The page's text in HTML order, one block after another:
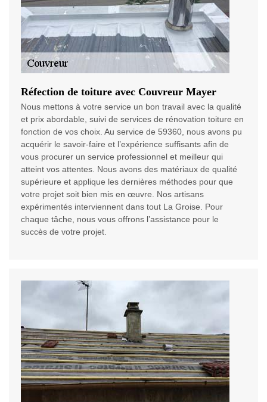
Réfection de toiture avec Couvreur Mayer
Nous mettons à votre service un bon travail avec la qualité
et prix abordable, suivi de services de rénovation toiture en
fonction de vos choix. Au service de 59360, nous avons pu
acquérir le savoir-faire et l’expérience suffisants afin de
vous procurer un service professionnel et meilleur qui
atteint vos attentes. Nous avons des matériaux de qualité
supérieure et applique les dernières méthodes pour que
votre projet soit bien mis en œuvre. Nos artisans
expérimentés interviennent dans tout La Groise. Pour
chaque tâche, nous vous offrons l’assistance pour le
succès de votre projet.